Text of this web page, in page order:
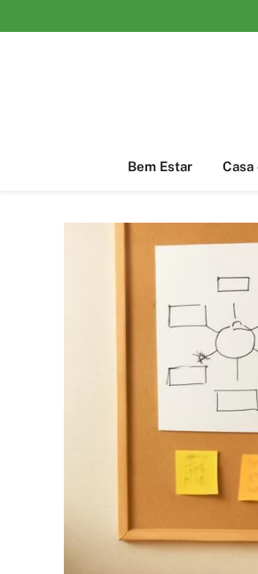
Bem Estar Casa